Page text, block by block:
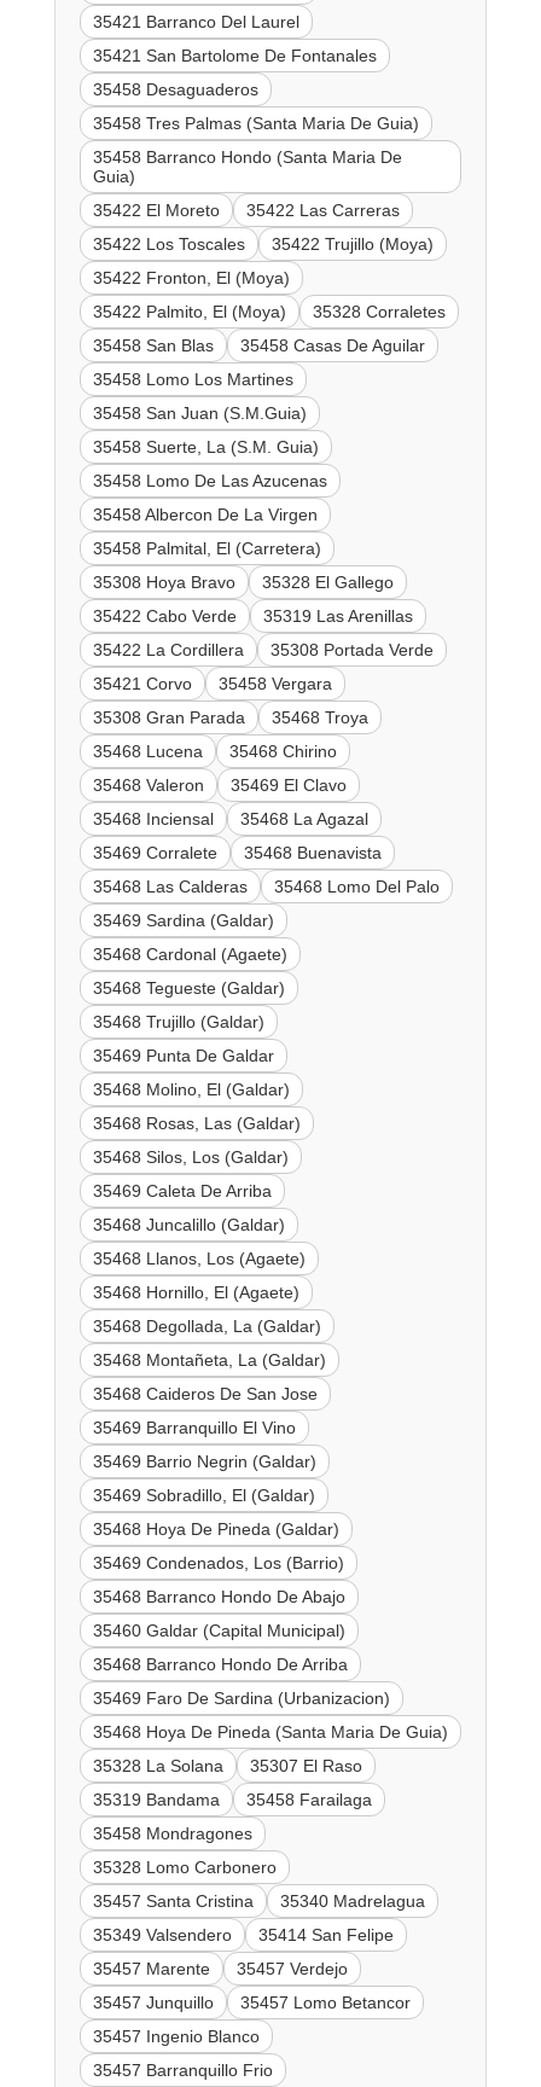
35421 Barranco Del Laurel
35421 San Bartolome De Fontanales
35458 Desaguaderos
35458 Tres Palmas (Santa Maria De Guia)
35458 Barranco Hondo (Santa Maria De
Guia)
35422 El Moreto
35422 Las Carreras
35422 Los Toscales
35422 Trujillo (Moya)
35422 Fronton, El (Moya)
35422 Palmito, El (Moya)
35328 Corraletes
35458 San Blas
35458 Casas De Aguilar
35458 Lomo Los Martines
35458 San Juan (S.M.Guia)
35458 Suerte, La (S.M. Guia)
35458 Lomo De Las Azucenas
35458 Albercon De La Virgen
35458 Palmital, El (Carretera)
35308 Hoya Bravo
35328 El Gallego
35422 Cabo Verde
35319 Las Arenillas
35422 La Cordillera
35308 Portada Verde
35421 Corvo
35458 Vergara
35308 Gran Parada
35468 Troya
35468 Lucena
35468 Chirino
35468 Valeron
35469 El Clavo
35468 Inciensal
35468 La Agazal
35469 Corralete
35468 Buenavista
35468 Las Calderas
35468 Lomo Del Palo
35469 Sardina (Galdar)
35468 Cardonal (Agaete)
35468 Tegueste (Galdar)
35468 Trujillo (Galdar)
35469 Punta De Galdar
35468 Molino, El (Galdar)
35468 Rosas, Las (Galdar)
35468 Silos, Los (Galdar)
35469 Caleta De Arriba
35468 Juncalillo (Galdar)
35468 Llanos, Los (Agaete)
35468 Hornillo, El (Agaete)
35468 Degollada, La (Galdar)
35468 Montañeta, La (Galdar)
35468 Caideros De San Jose
35469 Barranquillo El Vino
35469 Barrio Negrin (Galdar)
35469 Sobradillo, El (Galdar)
35468 Hoya De Pineda (Galdar)
35469 Condenados, Los (Barrio)
35468 Barranco Hondo De Abajo
35460 Galdar (Capital Municipal)
35468 Barranco Hondo De Arriba
35469 Faro De Sardina (Urbanizacion)
35468 Hoya De Pineda (Santa Maria De Guia)
35328 La Solana
35307 El Raso
35319 Bandama
35458 Farailaga
35458 Mondragones
35328 Lomo Carbonero
35457 Santa Cristina
35340 Madrelagua
35349 Valsendero
35414 San Felipe
35457 Marente
35457 Verdejo
35457 Junquillo
35457 Lomo Betancor
35457 Ingenio Blanco
35457 Barranquillo Frio